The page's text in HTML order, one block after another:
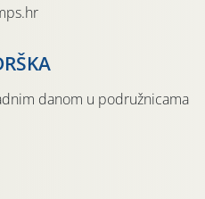
danom u podružnicama